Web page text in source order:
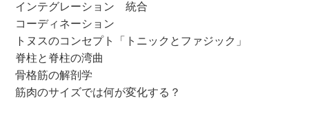
インテグレーション 統合
コーディネーション
トヌスのコンセプト「トニックとファジック」
脊柱と脊柱の湾曲
骨格筋の解剖学
筋肉のサイズでは何が変化する？